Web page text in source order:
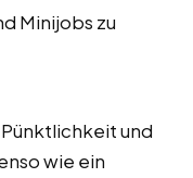
Minijobs zu
Pünktlichkeit und
wie ein